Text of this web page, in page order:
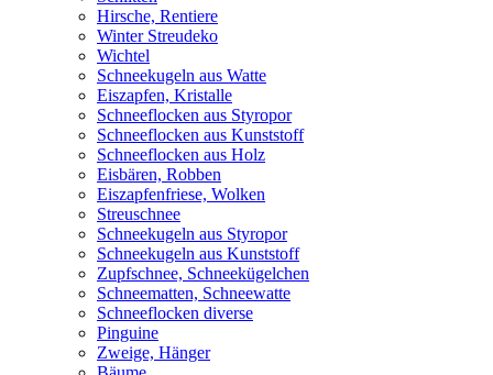
Hirsche, Rentiere
Winter Streudeko
Wichtel
Schneekugeln aus Watte
Eiszapfen, Kristalle
Schneeflocken aus Styropor
Schneeflocken aus Kunststoff
Schneeflocken aus Holz
Eisbären, Robben
Eiszapfenfriese, Wolken
Streuschnee
Schneekugeln aus Styropor
Schneekugeln aus Kunststoff
Zupfschnee, Schneekügelchen
Schneematten, Schneewatte
Schneeflocken diverse
Pinguine
Zweige, Hänger